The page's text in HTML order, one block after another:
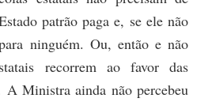
patrão paga e, se ele não
ninguém. Ou, então e não
recorrem ao favor das
Ministra ainda não percebeu